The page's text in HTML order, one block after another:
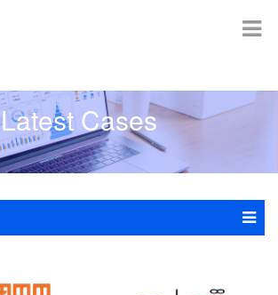
Latest Cases